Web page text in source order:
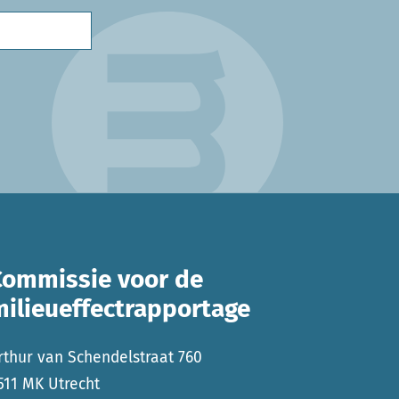
voor de
van Schendelstraat 760
MK Utrecht